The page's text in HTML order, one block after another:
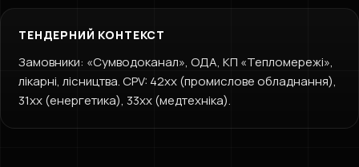
ТЕНДЕРНИЙ КОНТЕКСТ
Замовники: «Сумводоканал», ОДА, КП «Тепломережі»,
лікарні, лісництва. CPV: 42xx (промислове обладнання),
31xx (енергетика), 33xx (медтехніка).